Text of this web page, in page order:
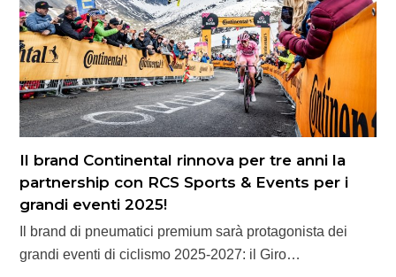
Il brand Continental rinnova per tre anni la
partnership con RCS Sports & Events per i
grandi eventi 2025!
Il brand di pneumatici premium sarà protagonista dei
grandi eventi di ciclismo 2025-2027: il Giro…